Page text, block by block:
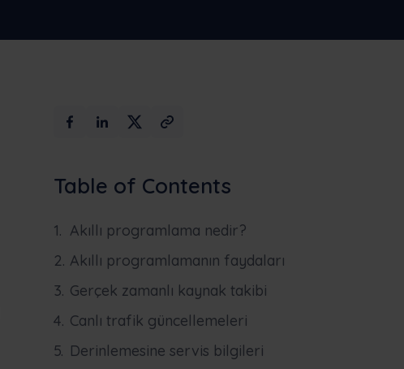
yaptırın
Table of Contents
Akıllı programlama nedir?
Akıllı programlamanın faydaları
Gerçek zamanlı kaynak takibi
Canlı trafik güncellemeleri
Derinlemesine servis bilgileri